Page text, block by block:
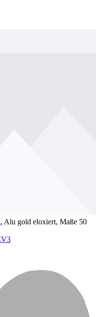
Alu gold eloxiert, Maße 50